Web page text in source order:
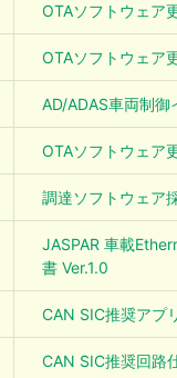
OTAソフトウェア
OTAソフトウェア
AD/ADAS車両制
OTAソフトウェア
調達ソフトウェア
JASPAR 車載
書 Ver.1.0
CAN SIC推奨アプ
CAN SIC推奨回路